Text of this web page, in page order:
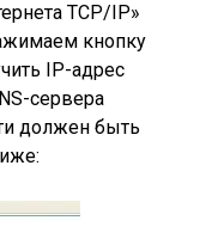
TCP/IP»
кнопку
IP-адрес
сервера
должен быть